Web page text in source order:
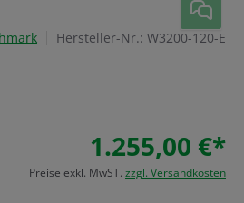
Hersteller-Nr.: W3200-120-E
1.255,00 €*
Preise exkl. MwST. zzgl. Versandkosten